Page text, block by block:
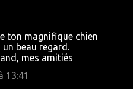
ton magnifique chien
un beau regard.
mes amitiés
13:41